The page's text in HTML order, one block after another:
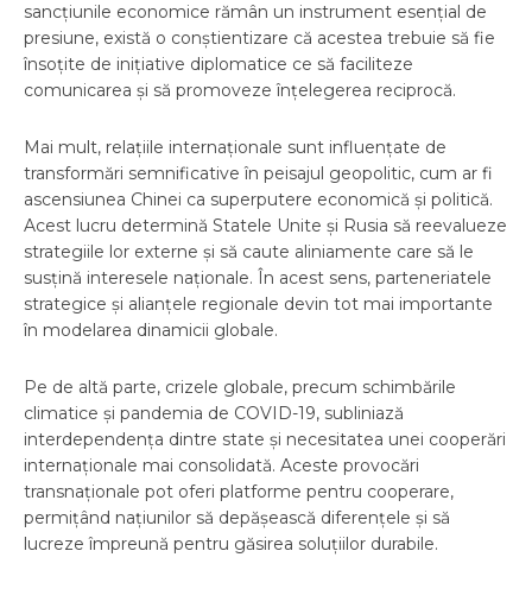
sancțiunile economice rămân un instrument esențial de
presiune, există o conștientizare că acestea trebuie să fie
însoțite de inițiative diplomatice ce să faciliteze
comunicarea și să promoveze înțelegerea reciprocă.
Mai mult, relațiile internaționale sunt influențate de
transformări semnificative în peisajul geopolitic, cum ar fi
ascensiunea Chinei ca superputere economică și politică.
Acest lucru determină Statele Unite și Rusia să reevalueze
strategiile lor externe și să caute aliniamente care să le
susțină interesele naționale. În acest sens, parteneriatele
strategice și alianțele regionale devin tot mai importante
în modelarea dinamicii globale.
Pe de altă parte, crizele globale, precum schimbările
climatice și pandemia de COVID-19, subliniază
interdependența dintre state și necesitatea unei cooperări
internaționale mai consolidată. Aceste provocări
transnaționale pot oferi platforme pentru cooperare,
permițând națiunilor să depășească diferențele și să
lucreze împreună pentru găsirea soluțiilor durabile.